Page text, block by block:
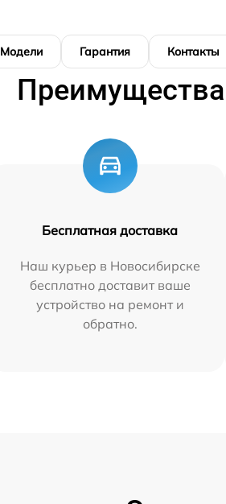
Модели Гарантия Контакты
Бесплатная доставка
Наш курьер в Новосибирске
бесплатно доставит ваше
устройство на ремонт и
обратно.